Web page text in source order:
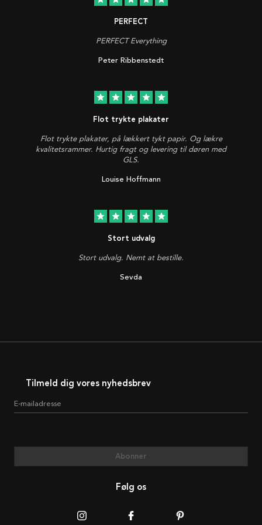
PERFECT
PERFECT Everything
Peter Ribbenstedt
star star star star star
Flot trykte plakater
Flot trykte plakater, på lækkert tykt papir. Og lækre
kvalitetsrammer. Hurtig fragt og levering til døren med
GLS.
Louise Hoffmann
star star star star star
Stort udvalg
Stort udvalg. Nemt at bestille.
Sevda
Tilmeld dig vores nyhedsbrev
E-mailadresse
Abonner
Følg os